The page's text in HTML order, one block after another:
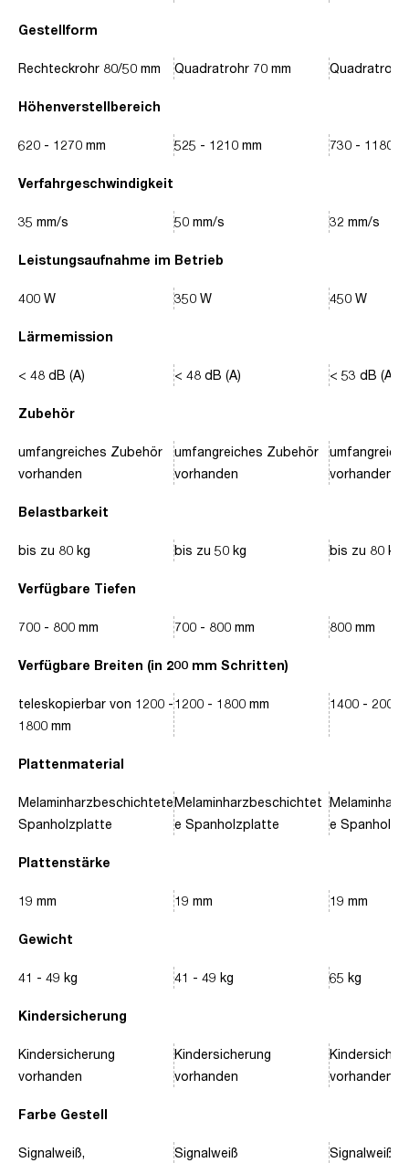
Gestellform
Höhenverstellbereich
Verfahrgeschwindigkeit
Leistungsaufnahme im Betrieb
Lärmemission
Zubehör
Belastbarkeit
Verfügbare Tiefen
Verfügbare Breiten (in 200 mm Schritten)
Plattenmaterial
Plattenstärke
Gewicht
Kindersicherung
Farbe Gestell
Rechteckrohr 80/50 mm
620 - 1270 mm
35 mm/s
400 W
< 48 dB (A)
umfangreiches Zubehör
vorhanden
bis zu 80 kg
700 - 800 mm
teleskopierbar von 1200 -
1800 mm
Melaminharzbeschichtete
Spanholzplatte
19 mm
41 - 49 kg
Kindersicherung
vorhanden
Signalweiß,
Quadratrohr 70 mm
525 - 1210 mm
50 mm/s
350 W
< 48 dB (A)
umfangreiches Zubehör
vorhanden
bis zu 50 kg
700 - 800 mm
1200 - 1800 mm
Melaminharzbeschichtet
e Spanholzplatte
19 mm
41 - 49 kg
Kindersicherung
vorhanden
Signalweiß
Quadratrohr
730 - 1180
32 mm/s
450 W
< 53 dB (A)
vorhanden
bis zu 80 kg
800 mm
1400 - 2000
e
19 mm
65 kg
vorhanden
Signalweiß,